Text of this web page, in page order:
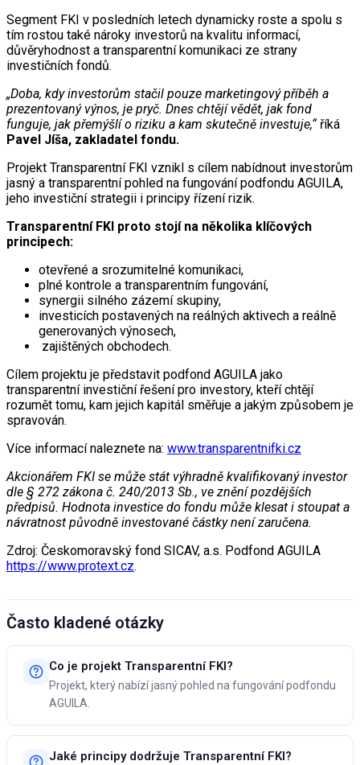
Segment FKI v posledních letech dynamicky roste a spolu s
tím rostou také nároky investorů na kvalitu informací,
důvěryhodnost a transparentní komunikaci ze strany
investičních fondů.
„Doba, kdy investorům stačil pouze marketingový příběh a
prezentovaný výnos, je pryč. Dnes chtějí vědět, jak fond
funguje, jak přemýšlí o riziku a kam skutečně investuje,“ říká
Pavel Jíša, zakladatel fondu.
Projekt Transparentní FKI vznikl s cílem nabídnout investorům
jasný a transparentní pohled na fungování podfondu AGUILA,
jeho investiční strategii i principy řízení rizik.
Transparentní FKI proto stojí na několika klíčových
principech:
otevřené a srozumitelné komunikaci,
plné kontrole a transparentním fungování,
synergii silného zázemí skupiny,
investicích postavených na reálných aktivech a reálně
generovaných výnosech,
zajištěných obchodech.
Cílem projektu je představit podfond AGUILA jako
transparentní investiční řešení pro investory, kteří chtějí
rozumět tomu, kam jejich kapitál směřuje a jakým způsobem je
spravován.
Více informací naleznete na: www.transparentnifki.cz
Akcionářem FKI se může stát výhradně kvalifikovaný investor
dle § 272 zákona č. 240/2013 Sb., ve znění pozdějších
předpisů. Hodnota investice do fondu může klesat i stoupat a
návratnost původně investované částky není zaručena.
Zdroj: Českomoravský fond SICAV, a.s. Podfond AGUILA
https://www.protext.cz.
Často kladené otázky
Co je projekt Transparentní FKI?
Projekt, který nabízí jasný pohled na fungování podfondu
AGUILA.
Jaké principy dodržuje Transparentní FKI?